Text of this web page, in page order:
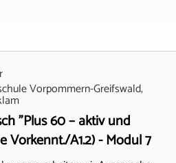
Vorpommern-Greifswald,
"Plus 60 – aktiv und
Vorkennt./A1.2) - Modul 7